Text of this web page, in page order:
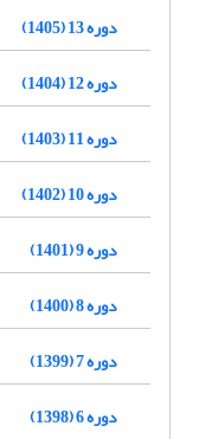
دوره 13 (1405)
دوره 12 (1404)
دوره 11 (1403)
دوره 10 (1402)
دوره 9 (1401)
دوره 8 (1400)
دوره 7 (1399)
دوره 6 (1398)